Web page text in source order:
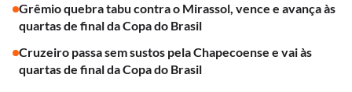
Grêmio quebra tabu contra o Mirassol, vence e avança às
quartas de final da Copa do Brasil
Cruzeiro passa sem sustos pela Chapecoense e vai às
quartas de final da Copa do Brasil